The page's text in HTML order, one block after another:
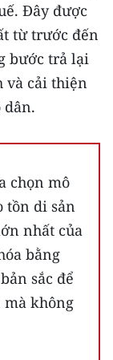
Đây được
từ trước đến
bước trả lại
và cải thiện
dân.
chọn mô
tồn di sản
nhất của
bằng
sắc để
không